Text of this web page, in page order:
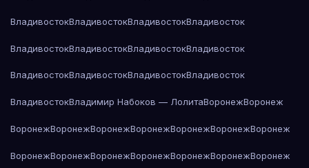
ВладивостокВладивостокВладивостокВладивосток
ВладивостокВладивостокВладивостокВладивосток
ВладивостокВладивостокВладивостокВладивосток
ВладивостокВладимир Набоков — ЛолитаВоронежВоронеж
ВоронежВоронежВоронежВоронежВоронежВоронежВоронеж
ВоронежВоронежВоронежВоронежВоронежВоронежВоронеж